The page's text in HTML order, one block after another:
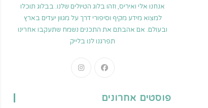
אנחנו אלי ואיריס, וזהו בלוג הטיולים שלנו. בבלוג תוכלו
למצוא מידע מקיף וסיפורי דרך על מגוון יעדים בארץ
ובעולם. אם אהבתם את התכנים נשמח שתעקבו אחרינו
תפרגנו לנו בלייק
Opens
פוסטים אחרונים